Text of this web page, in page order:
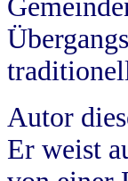
Autor
Er weist